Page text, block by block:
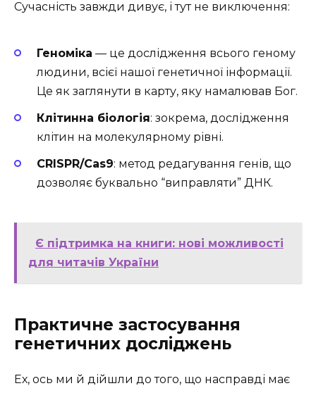
Сучасність завжди дивує, і тут не виключення:
Геноміка — це дослідження всього геному
людини, всієї нашої генетичної інформації.
Це як заглянути в карту, яку намалював Бог.
Клітинна біологія: зокрема, дослідження
клітин на молекулярному рівні.
CRISPR/Cas9: метод редагування генів, що
дозволяє буквально “виправляти” ДНК.
Є підтримка на книги: нові можливості
для читачів України
Практичне застосування
генетичних досліджень
Ех, ось ми й дійшли до того, що насправді має